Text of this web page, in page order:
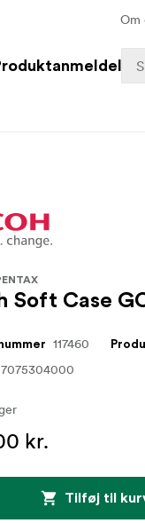
Om
Soft Case
117460
kr.
Tilføj til